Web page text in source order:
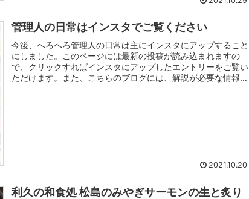
管理人の日常はインスタでご覧ください
今後、へろへろ管理人の日常は主にインスタにアップすること
にしました。このページには最新の投稿が読み込まれますの
で、クリックすればインスタにアップしたエントリーをご覧い
ただけます。また、こちらのブログには、解説が必要な情報記
2021.10.20
利久の和食処 松島のみやぎサーモンの生と炙り